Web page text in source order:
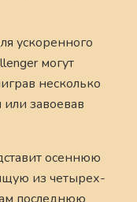
ускоренного
могут
несколько
завоевав
осеннюю
из четырех-